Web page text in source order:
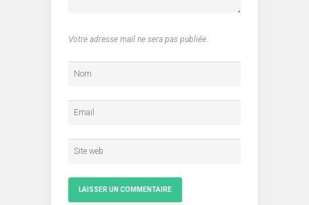
Votre adresse mail ne sera pas publiée.